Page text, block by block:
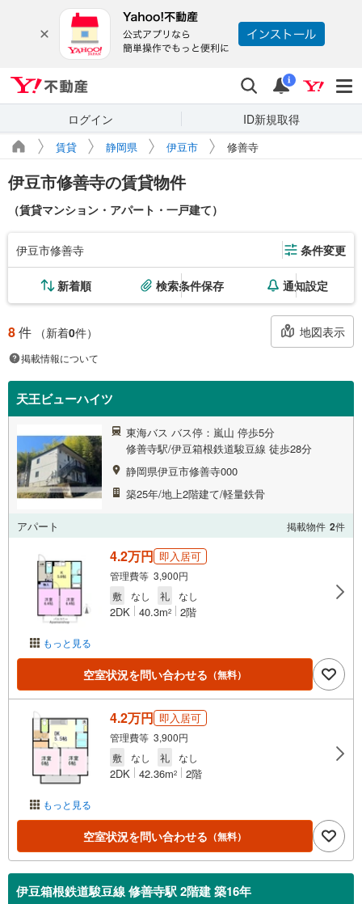
検索 通知
i
ログイン ID新規取得
賃貸 静岡県 伊豆市 修善寺
伊豆市修善寺の賃貸物件
（賃貸マンション・アパート・一戸建て）
伊豆市修善寺 条件変更
新着順 検索条件保存 通知設定
8件 （新着0件） 地図表示
掲載情報について
天王ビューハイツ
東海バス バス停：嵐山 停歩5分
修善寺駅/伊豆箱根鉄道駿豆線 徒歩28分
静岡県伊豆市修善寺000
築25年/地上2階建て/軽量鉄骨
アパート 掲載物件 2件
もっと見る
4.2万円 即入居可
管理費等 3,900円
敷
なし 礼 なし
2DK 40.3m2 2階
空室状況を問い合わせる （無料）
もっと見る
4.2万円 即入居可
管理費等 3,900円
敷
なし 礼 なし
2DK 42.36m2 2階
空室状況を問い合わせる （無料）
伊豆箱根鉄道駿豆線 修善寺駅 2階建 築16年